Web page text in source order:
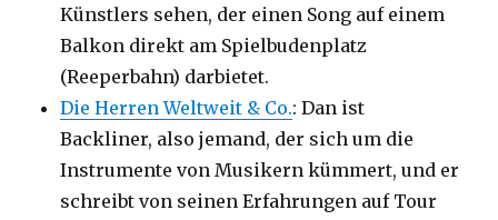
Künstlers sehen, der einen Song auf einem
Balkon direkt am Spielbudenplatz
(Reeperbahn) darbietet.
Die Herren Weltweit & Co.: Dan ist
Backliner, also jemand, der sich um die
Instrumente von Musikern kümmert, und er
schreibt von seinen Erfahrungen auf Tour